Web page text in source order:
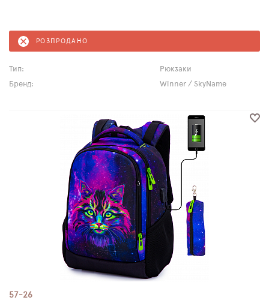
РОЗПРОДАНО
Тип:
Рюкзаки
Бренд:
Winner / SkyName
57-26